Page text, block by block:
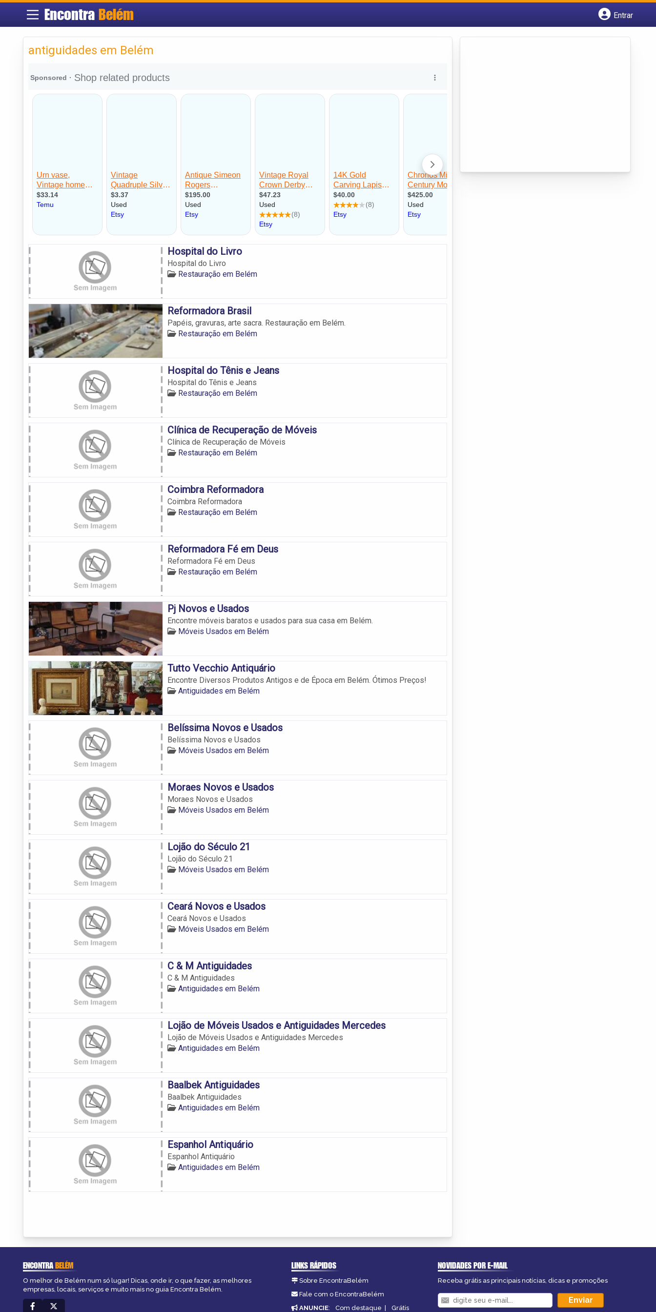
Encontra Belém
Entrar
antiguidades em Belém
Hospital do Livro
Hospital do Livro
Restauração em Belém
Reformadora Brasil
Papéis, gravuras, arte sacra. Restauração em Belém.
Restauração em Belém
Hospital do Tênis e Jeans
Hospital do Tênis e Jeans
Restauração em Belém
Clínica de Recuperação de Móveis
Clínica de Recuperação de Móveis
Restauração em Belém
Coimbra Reformadora
Coimbra Reformadora
Restauração em Belém
Reformadora Fé em Deus
Reformadora Fé em Deus
Restauração em Belém
Pj Novos e Usados
Encontre móveis baratos e usados para sua casa em Belém.
Móveis Usados em Belém
Tutto Vecchio Antiquário
Encontre Diversos Produtos Antigos e de Época em Belém. Ótimos Preços!
Antiguidades em Belém
Belíssima Novos e Usados
Belíssima Novos e Usados
Móveis Usados em Belém
Moraes Novos e Usados
Moraes Novos e Usados
Móveis Usados em Belém
Lojão do Século 21
Lojão do Século 21
Móveis Usados em Belém
Ceará Novos e Usados
Ceará Novos e Usados
Móveis Usados em Belém
C & M Antiguidades
C & M Antiguidades
Antiguidades em Belém
Lojão de Móveis Usados e Antiguidades Mercedes
Lojão de Móveis Usados e Antiguidades Mercedes
Antiguidades em Belém
Baalbek Antiguidades
Baalbek Antiguidades
Antiguidades em Belém
Espanhol Antiquário
Espanhol Antiquário
Antiguidades em Belém
ENCONTRABELÉM
O melhor de Belém num só lugar! Dicas, onde ir, o que fazer, as melhores
empresas, locais, serviços e muito mais no guia Encontra Belém.
LINKS RÁPIDOS
Sobre EncontraBelém
Fale com o EncontraBelém
ANUNCIE: Com destaque | Grátis
NOVIDADES POR E-MAIL
Receba grátis as principais notícias, dicas e promoções